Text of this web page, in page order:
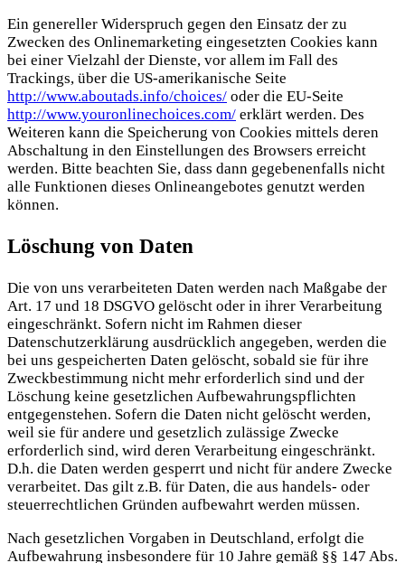
Ein genereller Widerspruch gegen den Einsatz der zu
Zwecken des Onlinemarketing eingesetzten Cookies kann
bei einer Vielzahl der Dienste, vor allem im Fall des
Trackings, über die US-amerikanische Seite
http://www.aboutads.info/choices/ oder die EU-Seite
http://www.youronlinechoices.com/ erklärt werden. Des
Weiteren kann die Speicherung von Cookies mittels deren
Abschaltung in den Einstellungen des Browsers erreicht
werden. Bitte beachten Sie, dass dann gegebenenfalls nicht
alle Funktionen dieses Onlineangebotes genutzt werden
können.
Löschung von Daten
Die von uns verarbeiteten Daten werden nach Maßgabe der
Art. 17 und 18 DSGVO gelöscht oder in ihrer Verarbeitung
eingeschränkt. Sofern nicht im Rahmen dieser
Datenschutzerklärung ausdrücklich angegeben, werden die
bei uns gespeicherten Daten gelöscht, sobald sie für ihre
Zweckbestimmung nicht mehr erforderlich sind und der
Löschung keine gesetzlichen Aufbewahrungspflichten
entgegenstehen. Sofern die Daten nicht gelöscht werden,
weil sie für andere und gesetzlich zulässige Zwecke
erforderlich sind, wird deren Verarbeitung eingeschränkt.
D.h. die Daten werden gesperrt und nicht für andere Zwecke
verarbeitet. Das gilt z.B. für Daten, die aus handels- oder
steuerrechtlichen Gründen aufbewahrt werden müssen.
Nach gesetzlichen Vorgaben in Deutschland, erfolgt die
Aufbewahrung insbesondere für 10 Jahre gemäß §§ 147 Abs.